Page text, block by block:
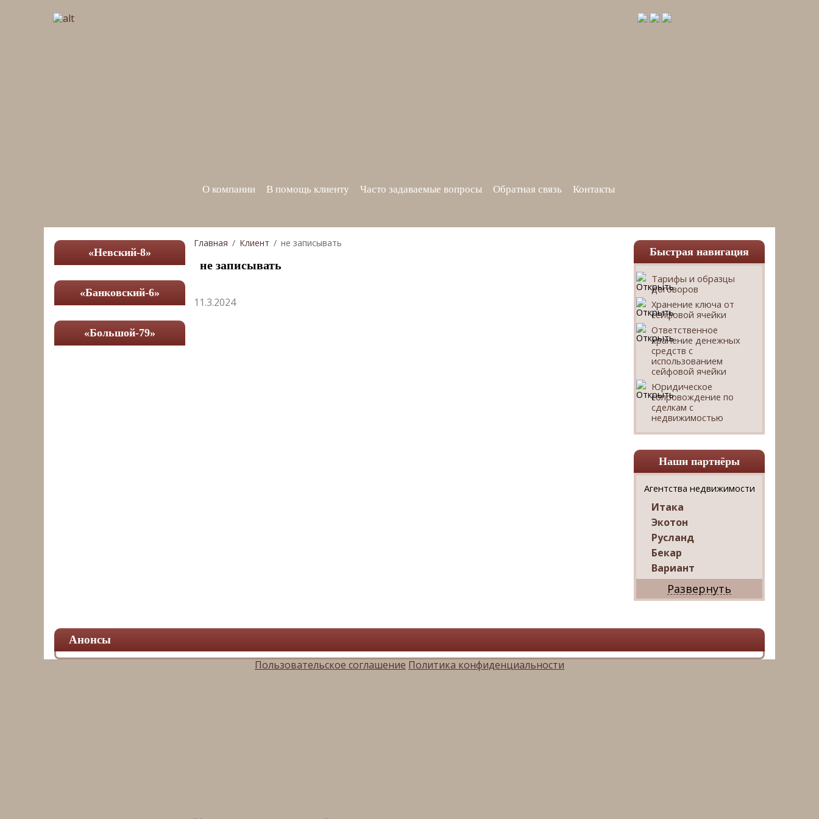
О компании В помощь клиенту Часто задаваемые вопросы Обратная связь Контакты
«Невский-8»
«Банковский-6»
«Большой-79»
Главная Клиент не записывать
не записывать
11.3.2024
Быстрая навигация
Тарифы и образцы
договоров
Хранение ключа от
сейфовой ячейки
Ответственное
хранение денежных
средств с
использованием
сейфовой ячейки
Юридическое
сопровождение по
сделкам с
недвижимостью
Наши партнёры
Агентства недвижимости
Итака
Экотон
Русланд
Бекар
Вариант
Дриада
Реал
Ваш Дом
Мир квартир
Анонсы
Пользовательское соглашение Политика конфиденциальности